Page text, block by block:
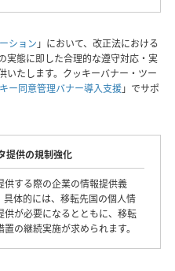
ション 」において、改正法における
実態に即した合理的な遵守対応・実
いたします。クッキーバナー・ツー
ー同意管理バナー導入支援」でサポ
提供の規制強化
する際の企業の情報提供義
体的には、移転先国の個人情
が必要になるとともに、移転
の継続実施が求められます。